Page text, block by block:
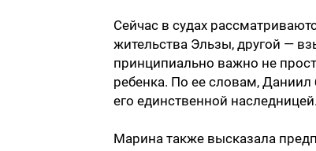
Сейчас в судах
жительства Эльзы, другой —
принципиально важно не
ребенка. По ее словам, Даниил
его единственной наследницей.
Марина также высказала